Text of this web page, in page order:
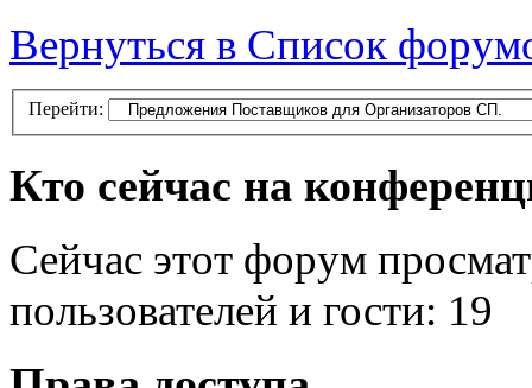
Вернуться в Список
Перейти:
Кто сейчас на
Сейчас этот форум
пользователей и гости: 19